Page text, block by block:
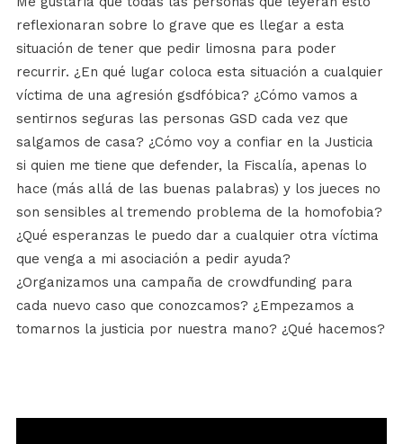
reflexionaran sobre lo grave que es llegar a esta
situación de tener que pedir limosna para poder
recurrir. ¿En qué lugar coloca esta situación a cualquier
víctima de una agresión gsdfóbica? ¿Cómo vamos a
sentirnos seguras las personas GSD cada vez que
salgamos de casa? ¿Cómo voy a confiar en la Justicia
si quien me tiene que defender, la Fiscalía, apenas lo
hace (más allá de las buenas palabras) y los jueces no
son sensibles al tremendo problema de la homofobia?
¿Qué esperanzas le puedo dar a cualquier otra víctima
que venga a mi asociación a pedir ayuda?
¿Organizamos una campaña de crowdfunding para
cada nuevo caso que conozcamos? ¿Empezamos a
tomarnos la justicia por nuestra mano? ¿Qué hacemos?